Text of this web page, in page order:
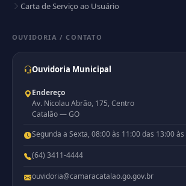
Carta de Serviço ao Usuário
OUVIDORIA / CONTATO
Ouvidoria Municipal
Endereço
Av. Nicolau Abrão, 175, Centro
Catalão — GO
Segunda a Sexta, 08:00 às 11:00 das 13:00
(64) 3411-4444
ouvidoria@camaracatalao.go.gov.br